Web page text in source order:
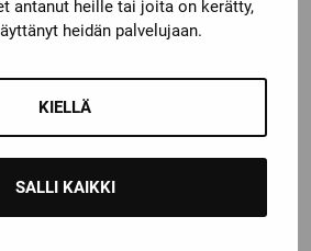
antanut heille tai joita on kerätty,
heidän palvelujaan.
KIELLÄ
SALLI KAIKKI